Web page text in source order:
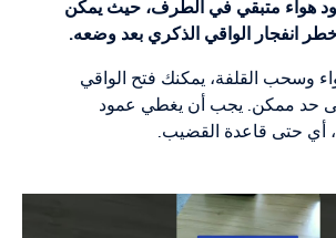
هواء متبقي في الطرف، حيث يمكن
انفجار الواقي الذكري بعد وضعه.
وسحب القلفة، يمكنك فتح الواقي
حد ممكن. يجب أن يغطي عمود
أي حتى قاعدة القضيب.